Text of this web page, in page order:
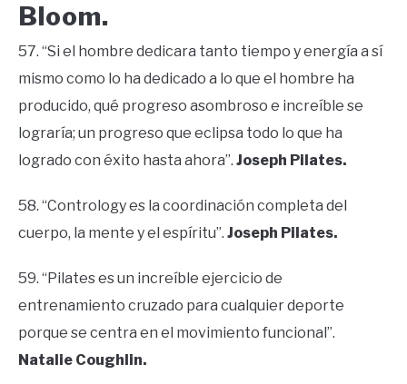
Bloom.
57. “Si el hombre dedicara tanto tiempo y energía a sí
mismo como lo ha dedicado a lo que el hombre ha
producido, qué progreso asombroso e increíble se
lograría; un progreso que eclipsa todo lo que ha
logrado con éxito hasta ahora”. Joseph Pilates.
58. “Contrology es la coordinación completa del
cuerpo, la mente y el espíritu”. Joseph Pilates.
59. “Pilates es un increíble ejercicio de
entrenamiento cruzado para cualquier deporte
porque se centra en el movimiento funcional”.
Natalie Coughlin.